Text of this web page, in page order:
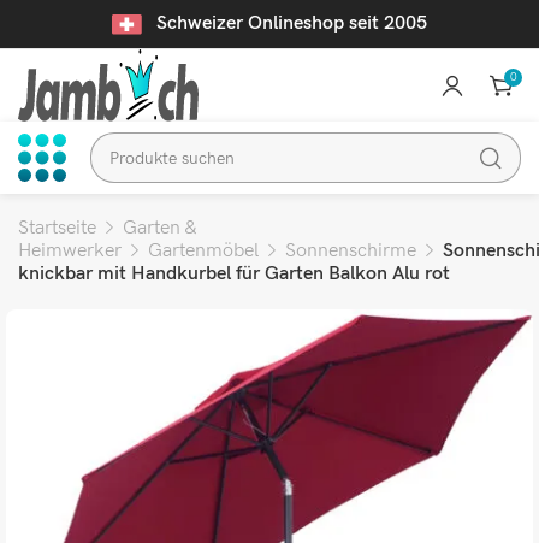
Schweizer Onlineshop seit 2005
0
Startseite
Garten &
Heimwerker
Gartenmöbel Sonnenschirme
knickbar mit Handkurbel für Garten Balkon Alu rot